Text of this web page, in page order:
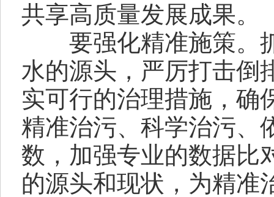
共享高质量发展成果。
要强化精准施策。
水的源头，严厉打击倒
实可行的治理措施，确
精准治污、科学治污、
数，加强专业的数据比
的源头和现状，为精准